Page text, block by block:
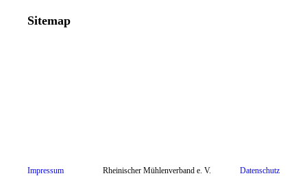
Sitemap
Impressum Rheinischer Mühlenverband e. V. Datenschutz